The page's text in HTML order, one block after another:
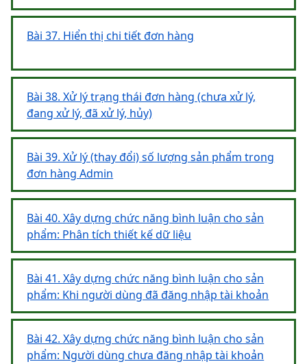
Bài 37. Hiển thị chi tiết đơn hàng
Bài 38. Xử lý trạng thái đơn hàng (chưa xử lý,
đang xử lý, đã xử lý, hủy)
Bài 39. Xử lý (thay đổi) số lượng sản phẩm trong
đơn hàng Admin
Bài 40. Xây dựng chức năng bình luận cho sản
phẩm: Phân tích thiết kế dữ liệu
Bài 41. Xây dựng chức năng bình luận cho sản
phẩm: Khi người dùng đã đăng nhập tài khoản
Bài 42. Xây dựng chức năng bình luận cho sản
phẩm: Người dùng chưa đăng nhập tài khoản